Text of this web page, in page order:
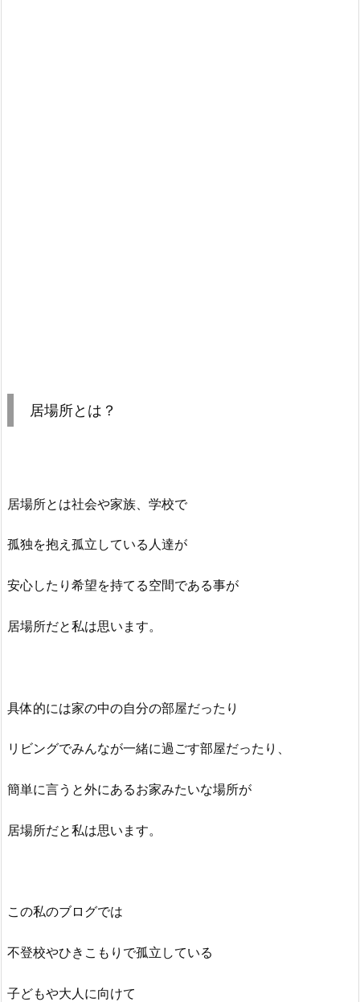
居場所とは？
居場所とは社会や家族、学校で
孤独を抱え孤立している人達が
安心したり希望を持てる空間である事が
居場所だと私は思います。
具体的には家の中の自分の部屋だったり
リビングでみんなが一緒に過ごす部屋だったり、
簡単に言うと外にあるお家みたいな場所が
居場所だと私は思います。
この私のブログでは
不登校やひきこもりで孤立している
子どもや大人に向けて